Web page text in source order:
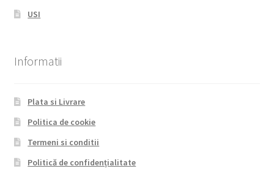
USI
Informatii
Plata si Livrare
Politica de cookie
Termeni si conditii
Politică de confidențialitate